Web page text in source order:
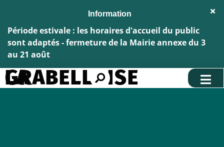
Aller à la recherche
Période estivale : les horaires d'accueil du public
sont adaptés - fermeture de la Mairie annexe du 3
au 21 août
LA GRABELLOISE
Rechercher
sur
le